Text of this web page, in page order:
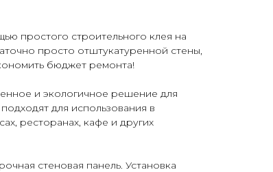
простого строительного клея на
просто отштукатуренной стены,
бюджет ремонта!
и экологичное решение для
для использования в
ресторанах, кафе и других
стеновая панель. Установка